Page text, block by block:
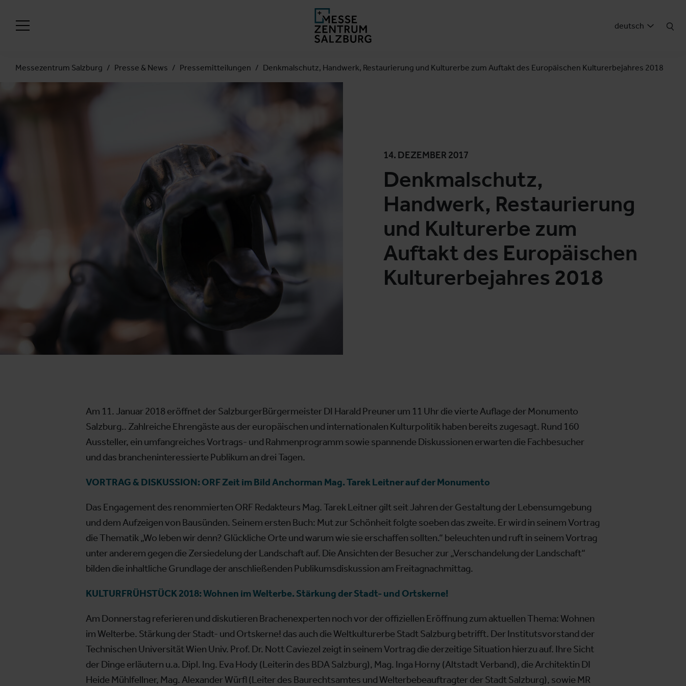
deutsch
Messezentrum Salzburg Presse & News Pressemitteilungen Denkmalschutz, Handwerk, Restaurierung und Kulturerbe zum Auftakt des Europäischen Kulturerbejahres 2018
14. DEZEMBER 2017
Denkmalschutz,
Handwerk, Restaurierung
und Kulturerbe zum
Auftakt des Europäischen
Kulturerbejahres 2018
Am 11. Januar 2018 eröffnet der SalzburgerBürgermeister DI Harald Preuner um 11 Uhr die vierte Auflage der Monumento
Salzburg.. Zahlreiche Ehrengäste aus der europäischen und internationalen Kulturpolitik haben bereits zugesagt. Rund 160
Aussteller, ein umfangreiches Vortrags- und Rahmenprogramm sowie spannende Diskussionen erwarten die Fachbesucher
und das brancheninteressierte Publikum an drei Tagen.
VORTRAG & DISKUSSION: ORF Zeit im Bild Anchorman Mag. Tarek Leitner auf der Monumento
Das Engagement des renommierten ORF Redakteurs Mag. Tarek Leitner gilt seit Jahren der Gestaltung der Lebensumgebung
und dem Aufzeigen von Bausünden. Seinem ersten Buch: Mut zur Schönheit folgte soeben das zweite. Er wird in seinem Vortrag
die Thematik „Wo leben wir denn? Glückliche Orte und warum wie sie erschaffen sollten.“ beleuchten und ruft in seinem Vortrag
unter anderem gegen die Zersiedelung der Landschaft auf. Die Ansichten der Besucher zur „Verschandelung der Landschaft“
bilden die inhaltliche Grundlage der anschließenden Publikumsdiskussion am Freitagnachmittag.
KULTURFRÜHSTÜCK 2018: Wohnen im Welterbe. Stärkung der Stadt- und Ortskerne!
Am Donnerstag referieren und diskutieren Brachenexperten noch vor der offiziellen Eröffnung zum aktuellen Thema: Wohnen
im Welterbe. Stärkung der Stadt- und Ortskerne! das auch die Weltkulturerbe Stadt Salzburg betrifft. Der Institutsvorstand der
Technischen Universität Wien Univ. Prof. Dr. Nott Caviezel zeigt in seinem Vortrag die derzeitige Situation hierzu auf. Ihre Sicht
der Dinge erläutern u.a. Dipl. Ing. Eva Hody (Leiterin des BDA Salzburg), Mag. Inga Horny (Altstadt Verband), die Architektin DI
Heide Mühlfellner, Mag. Alexander Würfl (Leiter des Baurechtsamtes und Welterbebeauftragter der Stadt Salzburg), sowie MR